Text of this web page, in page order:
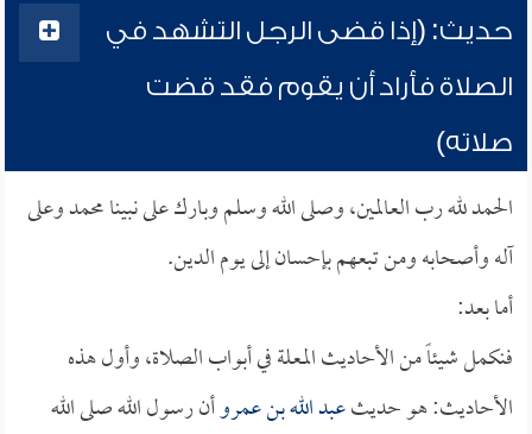
حديث: (إذا قضى الرجل التشهد في
الصلاة فأراد أن يقوم فقد قضت
صلاته)
الحمد لله رب العالمين، وصلى الله وسلم وبارك على نبينا محمد وعلى
آله وأصحابه ومن تبعهم بإحسان إلى يوم الدين.
أما بعد:
فنكمل شيئاً من الأحاديث المعلة في أبواب الصلاة، وأول هذه
الأحاديث: هو حديثعبد الله بن عمروأن رسول الله صلى الله